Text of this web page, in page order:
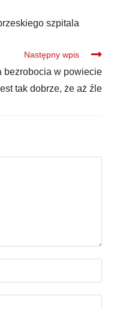
szpitala
Następny wpis
bezrobocia w powiecie
tak dobrze, że aż źle